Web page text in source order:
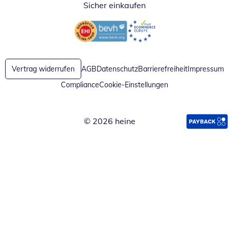
Sicher einkaufen
Öffnet in neuem FensterÖffnet in neuem Fenster
Vertrag widerrufen AGBDatenschutzBarrierefreiheitImpressum
ComplianceCookie-Einstellungen
© 2026 heine